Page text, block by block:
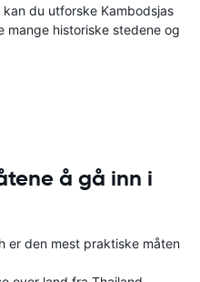
du utforske Kambodsjas
mange historiske stedene og
å gå inn i
er den mest praktiske måten